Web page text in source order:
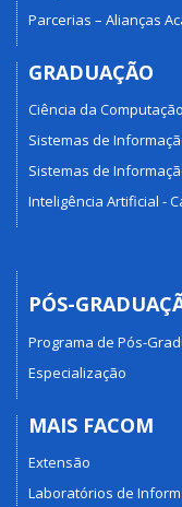
Parcerias – Alianças
GRADUAÇÃO
Ciência da
Sistemas de
Sistemas de
Inteligência Artificial -
PÓS-
Programa de Pós-
Especialização
MAIS FACOM
Extensão
Laboratórios de